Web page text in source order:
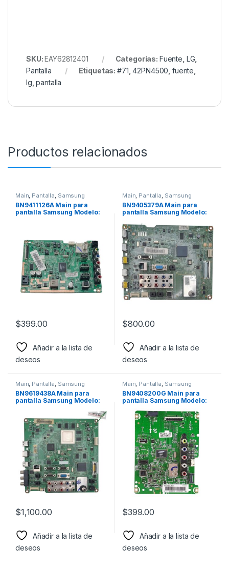
SKU:EAY62812401 Categorías: Fuente LG
Pantalla
Etiquetas:#71 ,42PN4500 ,fuente
lg ,pantalla
Productos relacionados
Main, Pantalla, Samsung
BN9411126A Main para
pantalla Samsung Modelo:
$399.00
Añadir a la lista de
deseos
Main, Pantalla, Samsung
BN9405379A Main para
pantalla Samsung Modelo:
$800.00
Añadir a la lista de
deseos
Main, Pantalla, Samsung
BN9619438A Main para
pantalla Samsung Modelo:
$1,100.00
Añadir a la lista de
deseos
Main, Pantalla, Samsung
BN9408200G Main para
pantalla Samsung Modelo:
$399.00
Añadir a la lista de
deseos